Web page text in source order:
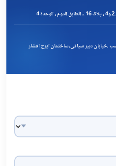
,خیابان دبیر سیاقی,ساختمان ایرج افشار